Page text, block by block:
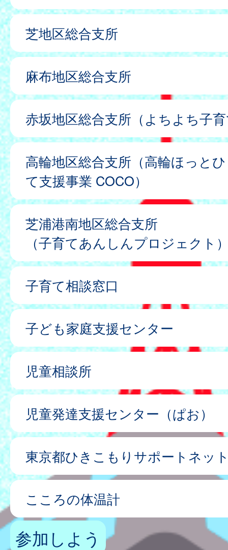
芝地区総合支所
麻布地区総合支所
赤坂地区総合支所（よちよち子
高輪地区総合支所（高輪ほっと
て支援事業 COCO）
芝浦港南地区総合支所
（子育てあんしんプロジェクト
子育て相談窓口
子ども家庭支援センター
児童相談所
児童発達支援センター（ぱお）
東京都ひきこもりサポートネッ
こころの体温計
参加しよう